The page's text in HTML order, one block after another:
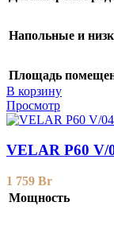
Напольные и
Площадь
В корзину
Просмотр
VELAR P60 V/
1 759 Br
Мощность